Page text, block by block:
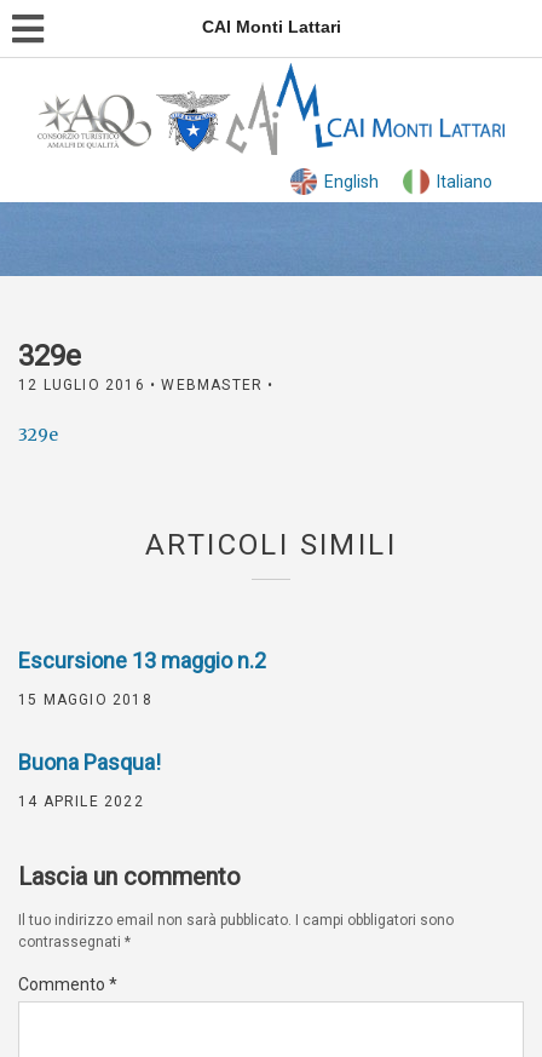
CAI Monti Lattari
English Italiano
329e
12 LUGLIO 2016 • WEBMASTER •
329e
ARTICOLI SIMILI
Escursione 13 maggio n.2
15 MAGGIO 2018
Buona Pasqua!
14 APRILE 2022
Lascia un commento
Il tuo indirizzo email non sarà pubblicato. I campi obbligatori sono
contrassegnati *
Commento *